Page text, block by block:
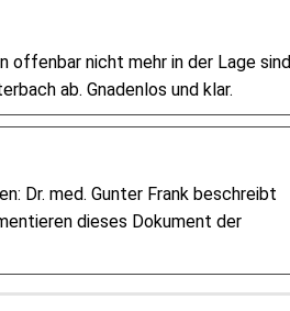
offenbar nicht mehr in der Lage sind
ab. Gnadenlos und klar.
Dr. med. Gunter Frank beschreibt
dieses Dokument der